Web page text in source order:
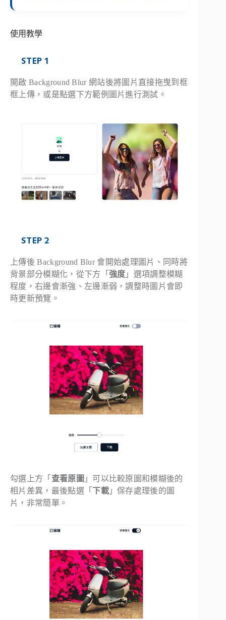
使用教學
STEP 1
開啟 Background Blur 網站後將圖片直接拖曳到框
框上傳，或是點選下方範例圖片進行測試。
STEP 2
上傳後 Background Blur 會開始處理圖片、同時將
背景部分模糊化，從下方「 強度 」選項調整模糊
程度，右邊會漸強、左邊漸弱，調整時圖片會即
時更新預覽。
勾選上方「 查看原圖 」可以比較原圖和模糊後的
相片差異，最後點選「 下載」保存處理後的圖
片，非常簡單。